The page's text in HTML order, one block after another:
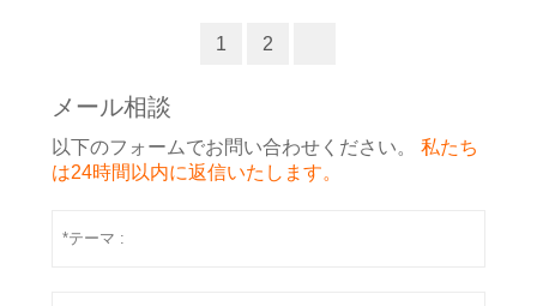
1 2
メール相談
以下のフォームでお問い合わせください。 私たち
は24時間以内に返信いたします。